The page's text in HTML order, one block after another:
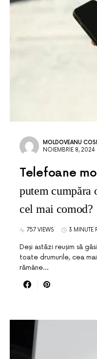
MOLDOVEANU
NOIEMBRIE 8, 2024
Telefoane
putem cumpăra
cel mai comod?
757 VIEWS 3 MINUTE
Deși astăzi reușim să
toate drumurile, cea
rămâne…